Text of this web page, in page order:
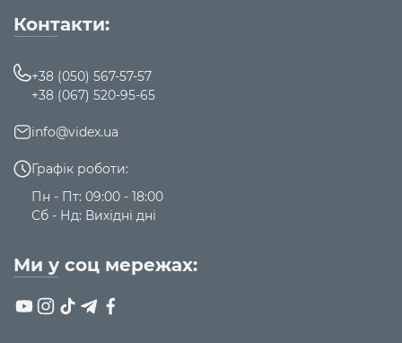
Контакти:
+38 (050) 567-57-57
+38 (067) 520-95-65
info@videx.ua
Графік роботи:
Пн - Пт: 09:00 - 18:00
Сб - Нд: Вихідні дні
Ми у соц мережах: